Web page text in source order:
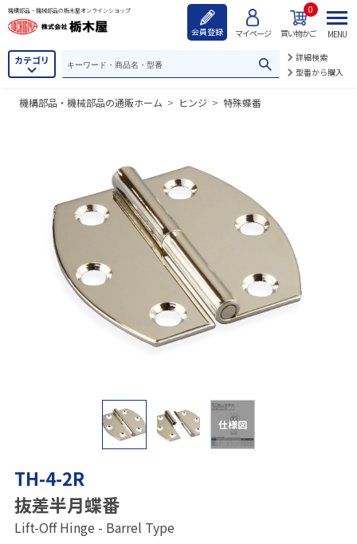
機構部品・機械部品の栃木屋オンラインショップ
会員登録 マイページ 買い物かご
0
カテゴリ
詳細検索
型番から購入
MENU
機構部品・機械部品の通販ホーム > ヒンジ > 特殊蝶番
仕様図
TH-4-2R
抜差半月蝶番
Lift-Off Hinge - Barrel Type